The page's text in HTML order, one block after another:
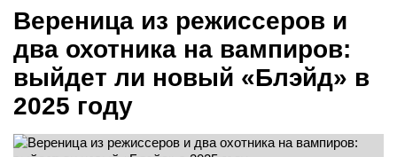
Вереница из режиссеров и
два охотника на вампиров:
выйдет ли новый «Блэйд» в
2025 году